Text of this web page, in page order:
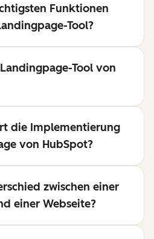
Funktionen
Tool?
Tool von
die Implementierung
von HubSpot?
zwischen einer
einer Webseite?